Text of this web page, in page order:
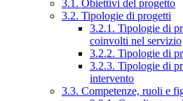
3.1. Obiettivi del progetto
3.2. Tipologie di progetti
3.2.1. Tipologie di
coinvolti nel servizio
3.2.2. Tipologie di
3.2.3. Tipologie di
intervento
3.3. Competenze, ruoli e